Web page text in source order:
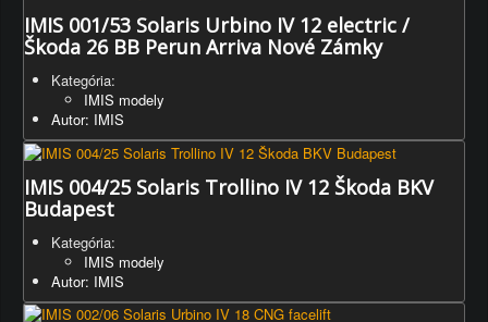
IMIS 001/53 Solaris Urbino IV 12 electric /
Škoda 26 BB Perun Arriva Nové Zámky
Kategória:
IMIS modely
Autor: IMIS
IMIS 004/25 Solaris Trollino IV 12 Škoda BKV
Budapest
Kategória:
IMIS modely
Autor: IMIS